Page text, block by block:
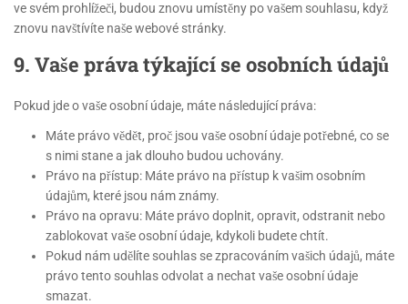
ve svém prohlížeči, budou znovu umístěny po vašem souhlasu, když
znovu navštívíte naše webové stránky.
9. Vaše práva týkající se osobních údajů
Pokud jde o vaše osobní údaje, máte následující práva:
Máte právo vědět, proč jsou vaše osobní údaje potřebné, co se
s nimi stane a jak dlouho budou uchovány.
Právo na přístup: Máte právo na přístup k vašim osobním
údajům, které jsou nám známy.
Právo na opravu: Máte právo doplnit, opravit, odstranit nebo
zablokovat vaše osobní údaje, kdykoli budete chtít.
Pokud nám udělíte souhlas se zpracováním vašich údajů, máte
právo tento souhlas odvolat a nechat vaše osobní údaje
smazat.